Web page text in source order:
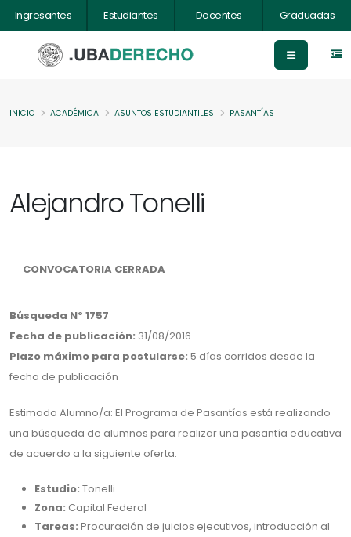
Ingresantes Estudiantes Docentes Graduadas
INICIO ACADÉMICA ASUNTOS ESTUDIANTILES PASANTÍAS
Alejandro Tonelli
CONVOCATORIA CERRADA
Búsqueda Nº 1757
Fecha de publicación: 31/08/2016
Plazo máximo para postularse: 5 días corridos desde la
fecha de publicación
Estimado Alumno/a: El Programa de Pasantías está realizando
una búsqueda de alumnos para realizar una pasantía educativa
de acuerdo a la siguiente oferta:
Estudio: Tonelli.
Zona: Capital Federal
Tareas: Procuración de juicios ejecutivos, introducción al